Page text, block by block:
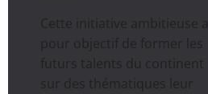
Cette initiative ambitieuse a
pour objectif de former les
futurs talents du continent
sur des thématiques leur